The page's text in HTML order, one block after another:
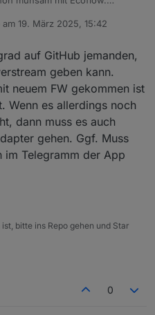
ich ja auf ein eigenes mit
und heute etliche Stunden
die https-API, und das geht
was Waly feed_priority nennt,
mqtt-api server noch
am 19. März 2025, 15:42
von
auf GitHub jemanden,
geben kann.
neuem FW gekommen ist
Wenn es allerdings noch
dann muss es auch
gehen. Ggf. Muss
im Telegramm der App
bitte ins Repo gehen und Star
0